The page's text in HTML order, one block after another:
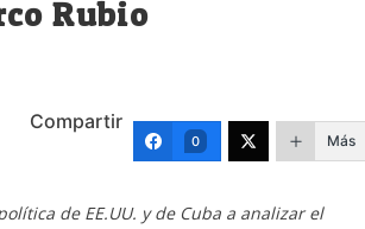
Rubio
Compartir
0 Más
de EE.UU. y de Cuba a analizar el